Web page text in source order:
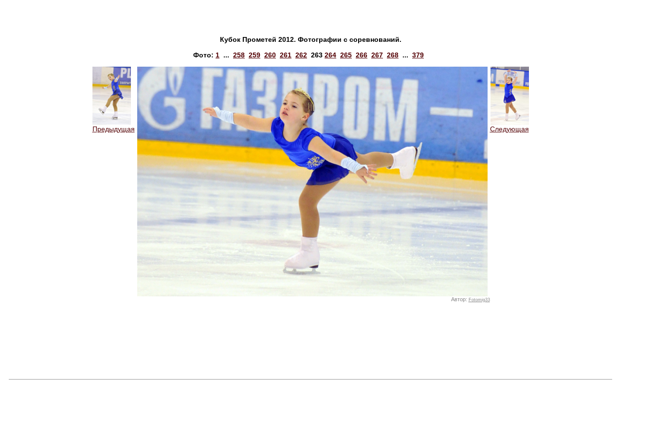
Кубок Прометей 2012. Фотографии с соревнований.
Фото: 1 ... 258 259 260 261 262 263 264 265 266 267 268 ... 379
Предыдущая
Автор: Fotomig33
Следующая